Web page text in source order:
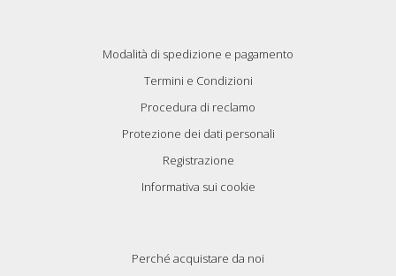
Modalità di spedizione e pagamento
Termini e Condizioni
Procedura di reclamo
Protezione dei dati personali
Registrazione
Informativa sui cookie
Perché acquistare da noi